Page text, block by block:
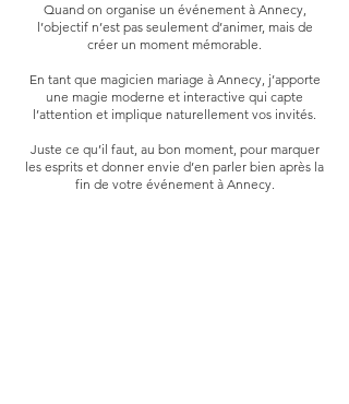
Quand on organise un événement à Annecy,
l’objectif n’est pas seulement d’animer, mais de
créer un moment mémorable.
En tant que magicien mariage à Annecy, j’apporte
une magie moderne et interactive qui capte
l’attention et implique naturellement vos invités.​
Juste ce qu’il faut, au bon moment, pour marquer
les esprits et donner envie d’en parler bien après la
fin de votre événement à Annecy.